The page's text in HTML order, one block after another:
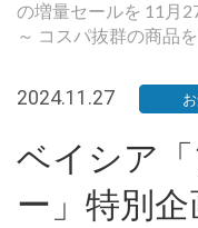
の増量セールを 11月
～ コスパ抜群の商品
2024.11.27
ベイシア
ー」特別